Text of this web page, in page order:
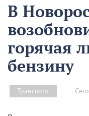
В
горячая
бензину
Транспорт